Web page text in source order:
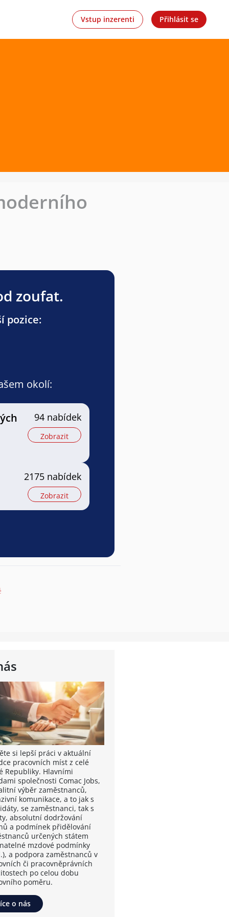
Vstup inzerenti Přihlásit se
zoufat.
pozice:
okolí:
94 nabídek
Zobrazit
2175 nabídek
Zobrazit
si lepší práci v aktuální
pracovních míst z celé
Republiky. Hlavními
společnosti Comac Jobs,
výběr zaměstnanců,
komunikace, a to jak s
se zaměstnanci, tak s
absolutní dodržování
a podmínek přidělování
určených státem
mzdové podmínky
a podpora zaměstnanců v
či pracovněprávních
po celou dobu
poměru.
o nás